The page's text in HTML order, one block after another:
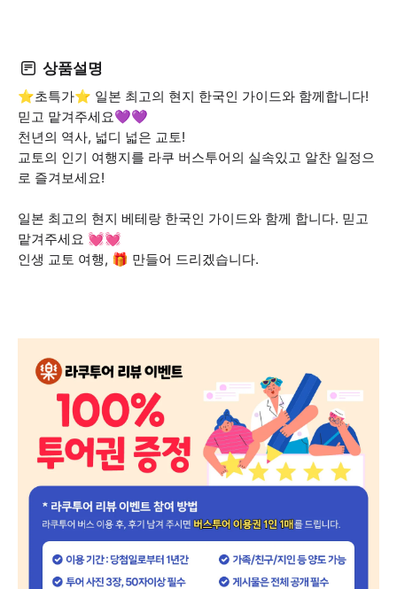
상품설명
⭐️초특가⭐️ 일본 최고의 현지 한국인 가이드와 함께합니다!
믿고 맡겨주세요💜💜
천년의 역사, 넓디 넓은 교토!
교토의 인기 여행지를 라쿠 버스투어의 실속있고 알찬 일정으
로 즐겨보세요!
일본 최고의 현지 베테랑 한국인 가이드와 함께 합니다. 믿고
맡겨주세요 💓💓
인생 교토 여행, 🎁 만들어 드리겠습니다.